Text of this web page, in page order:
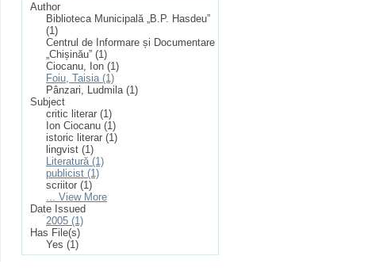
Author
Biblioteca Municipală „B.P. Hasdeu”
(1)
Centrul de Informare și Documentare
„Chișinău” (1)
Ciocanu, Ion (1)
Foiu, Taisia (1)
Pânzari, Ludmila (1)
Subject
critic literar (1)
Ion Ciocanu (1)
istoric literar (1)
lingvist (1)
Literatură (1)
publicist (1)
scriitor (1)
... View More
Date Issued
2005 (1)
Has File(s)
Yes (1)